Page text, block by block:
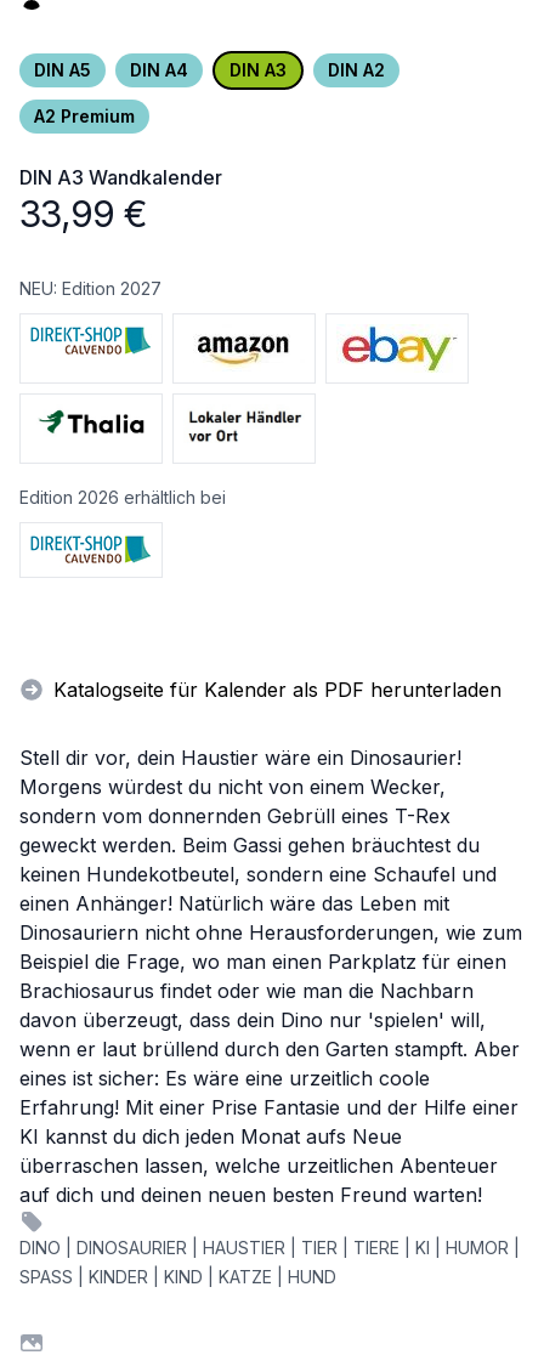
DIN A5 DIN A4 DIN A3 DIN A2
A2 Premium
DIN A3 Wandkalender
33,99 €
NEU: Edition 2027
Edition 2026 erhältlich bei
Katalogseite für Kalender als PDF herunterladen
Stell dir vor, dein Haustier wäre ein Dinosaurier!
Morgens würdest du nicht von einem Wecker,
sondern vom donnernden Gebrüll eines T-Rex
geweckt werden. Beim Gassi gehen bräuchtest du
keinen Hundekotbeutel, sondern eine Schaufel und
einen Anhänger! Natürlich wäre das Leben mit
Dinosauriern nicht ohne Herausforderungen, wie zum
Beispiel die Frage, wo man einen Parkplatz für einen
Brachiosaurus findet oder wie man die Nachbarn
davon überzeugt, dass dein Dino nur 'spielen' will,
wenn er laut brüllend durch den Garten stampft. Aber
eines ist sicher: Es wäre eine urzeitlich coole
Erfahrung! Mit einer Prise Fantasie und der Hilfe einer
KI kannst du dich jeden Monat aufs Neue
überraschen lassen, welche urzeitlichen Abenteuer
auf dich und deinen neuen besten Freund warten!
DINO | DINOSAURIER | HAUSTIER | TIER | TIERE | KI | HUMOR |
SPASS | KINDER | KIND | KATZE | HUND